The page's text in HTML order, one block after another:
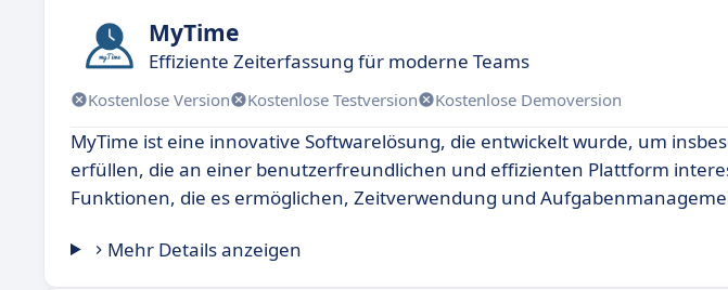
MyTime
Effiziente Zeiterfassung für moderne Teams
Kostenlose Version Kostenlose Testversion Kostenlose Demoversion
MyTime ist eine innovative Softwarelösung, die entwickelt wurde, um
erfüllen, die an einer benutzerfreundlichen und effizienten Plattform
Funktionen, die es ermöglichen, Zeitverwendung und
Mehr Details anzeigen